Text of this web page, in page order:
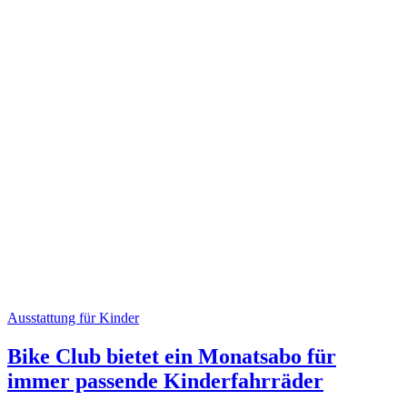
Ausstattung für Kinder
Bike Club bietet ein Monatsabo für
immer passende Kinderfahrräder